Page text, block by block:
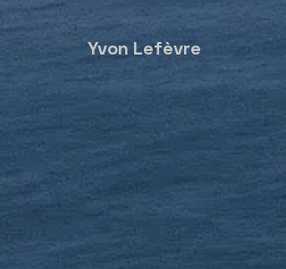
Yvon Lefèvre